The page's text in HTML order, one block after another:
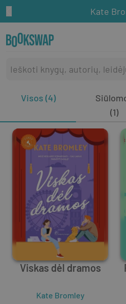
Kate
Visos (4)
(1)
Viskas dėl dramos
Kate Bromley